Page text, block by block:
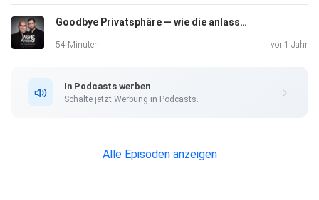
Goodbye Privatsphäre — wie die anlasslose Chatkontrolle unsere Freiheit gefährdet
54 Minuten vor 1 Jahr
In Podcasts werben
Schalte jetzt Werbung in Podcasts.
Alle Episoden anzeigen